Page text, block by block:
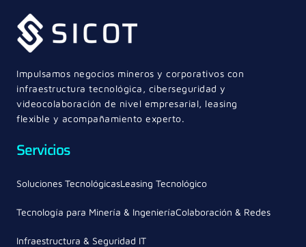
Impulsamos negocios mineros y corporativos con
infraestructura tecnológica, ciberseguridad y
videocolaboración de nivel empresarial, leasing
flexible y acompañamiento experto.
Servicios
Soluciones TecnológicasLeasing Tecnológico
Tecnología para Minería & IngenieríaColaboración & Redes
Infraestructura & Seguridad IT